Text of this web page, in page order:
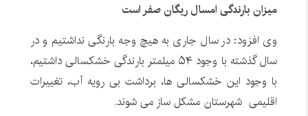
میزان بارندگی امسال ریگان صفر است
وی افزود: در سال جاری به هیچ وجه بارنگی نداشتیم و در
سال گذشته با وجود ۵۴ میلمتر بارندگی خشکسالی داشتیم،
با وجود این خشکسالی ها، برداشت بی رویه آب، تغییرات
اقلیمی شهرستان مشکل ساز می شوند.